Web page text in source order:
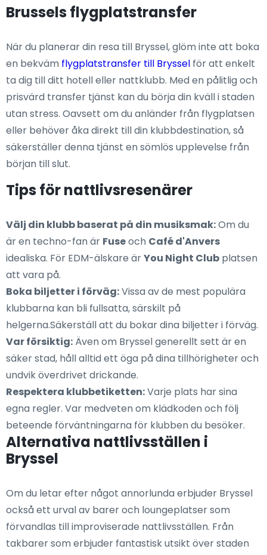
Brussels flygplatstransfer
När du planerar din resa till Bryssel, glöm inte att boka
en bekväm flygplatstransfer till Bryssel för att enkelt
ta dig till ditt hotell eller nattklubb. Med en pålitlig och
prisvärd transfer tjänst kan du börja din kväll i staden
utan stress. Oavsett om du anländer från flygplatsen
eller behöver åka direkt till din klubbdestination, så
säkerställer denna tjänst en sömlös upplevelse från
början till slut.
Tips för nattlivsresenärer
Välj din klubb baserat på din musiksmak:Om du
är en techno-fan är Fuseoch Café d'Anvers
idealiska. För EDM-älskare ärYou Night Club platsen
att vara på.
Boka biljetter i förväg:Vissa av de mest populära
klubbarna kan bli fullsatta, särskilt på
helgerna.Säkerställ att du bokar dina biljetter i förväg.
Var försiktig: Även om Bryssel generellt sett är en
säker stad, håll alltid ett öga på dina tillhörigheter och
undvik överdrivet drickande.
Respektera klubbetiketten:Varje plats har sina
egna regler. Var medveten om klädkoden och följ
beteende förväntningarna för klubben du besöker.
Alternativa nattlivsställen i
Bryssel
Om du letar efter något annorlunda erbjuder Bryssel
också ett urval av barer och loungeplatser som
förvandlas till improviserade nattlivsställen. Från
takbarer som erbjuder fantastisk utsikt över staden